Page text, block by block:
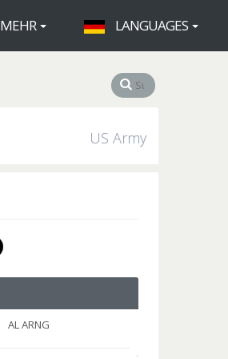
MEHR LANGUAGES
US Army
AL ARNG